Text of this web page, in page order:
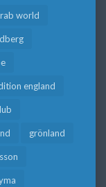
world
england
grönland